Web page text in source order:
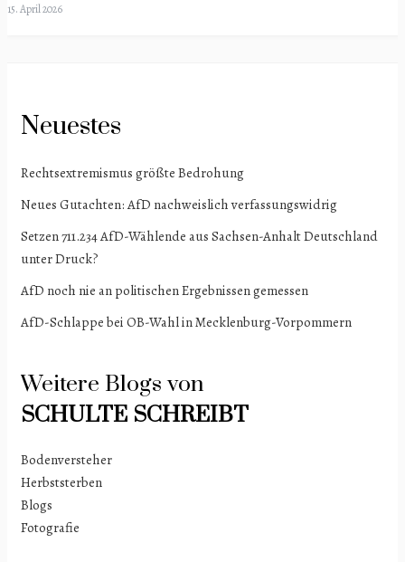
15. April 2026
Neuestes
Rechtsextremismus größte Bedrohung
Neues Gutachten: AfD nachweislich verfassungswidrig
Setzen 711.234 AfD-Wählende aus Sachsen-Anhalt Deutschland
unter Druck?
AfD noch nie an politischen Ergebnissen gemessen
AfD-Schlappe bei OB-Wahl in Mecklenburg-Vorpommern
Weitere Blogs von
SCHULTE SCHREIBT
Bodenversteher
Herbststerben
Blogs
Fotografie